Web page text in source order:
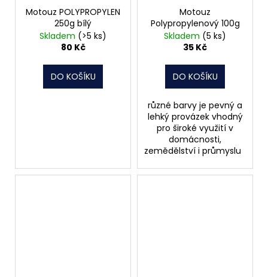
Motouz POLYPROPYLEN
250g bílý
Skladem (>5 ks)
80 Kč
DO KOŠÍKU
Motouz
Polypropylenový 100g
Skladem (5 ks)
35 Kč
DO KOŠÍKU
různé barvy je pevný a
lehký provázek vhodný
pro široké využití v
domácnosti,
zemědělství i průmyslu